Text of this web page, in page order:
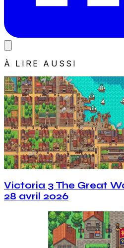
À LIRE AUSSI
Victoria 3 The Great
28 avril 2026